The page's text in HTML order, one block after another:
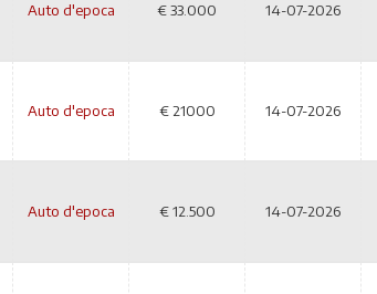
Auto d'epoca €33.000 14-07-2026
Auto d'epoca € 21000 14-07-2026
Auto d'epoca € 12.500 14-07-2026